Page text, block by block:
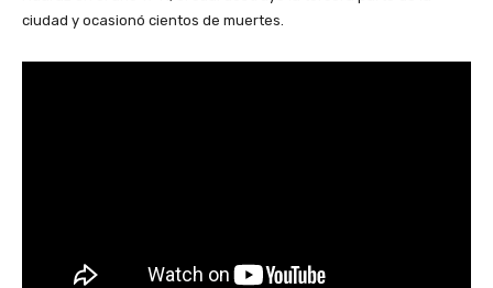
ciudad y ocasionó cientos de muertes.